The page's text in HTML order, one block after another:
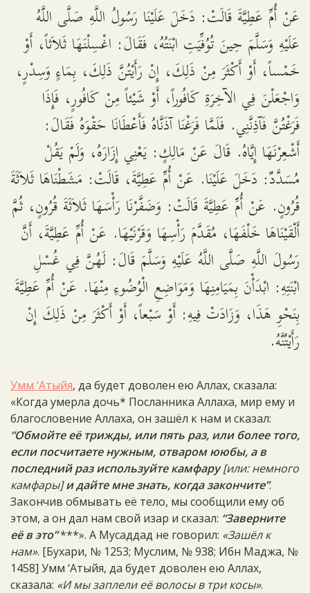
عَنْ أُمِّ عَطِيَّةَ قَالَتْ: دَخَلَ عَلَيْنَا رَسُولُ اللَّهِ صَلَّى اللَّهُ
عَلَيْهِ وَسَلَّمَ حِينَ تُوُفِّيَتِ ابْنَتُهُ، فَقَالَ: اغْسِلْنَهَا ثَلاَثاً، أَوْ
خَمْساً، أَوْ أَكْثَرَ مِنْ ذَلِكَ، إِنْ رَأَيْتُنَّ ذَلِكَ، بِمَاءٍ وَسِدْرٍ،
وَاجْعَلْنَ فِي الآخِرَةِ كَافُوراً، أَوْ شَيْئاً مِنْ كَافُورٍ، فَإِذَا
فَرَغْتُنَّ فَآذِنَّنِي. فَلَمَّا فَرَغْنَا آذَنَّاهُ فَأَعْطَانَا حَقْوَهُ فَقَالَ:
أَشْعِرْنَهَا إِيَّاهُ. قَالَ عَنْ مَالِكٍ: يَعْنِي إِزَارَهُ، وَلَمْ يَقُلْ
مُسَدَّدٌ: دَخَلَ عَلَيْنَا. عَنْ أُمِّ عَطِيَّةَ، قَالَتْ: مَشَطْنَاهَا ثَلاَثَةَ
قُرُونٍ. عَنْ أُمِّ عَطِيَّةَ قَالَتْ: وَضَفَّرْنَا رَأْسَهَا ثَلاَثَةَ قُرُونٍ، ثُمَّ
أَلْقَيْنَاهَا خَلْفَهَا، مُقَدَّمَ رَأْسِهَا وَقَرْنَيْهَا. عَنْ أُمِّ عَطِيَّةَ، أَنَّ
رَسُولَ اللَّهِ صَلَّى اللَّهُ عَلَيْهِ وَسَلَّمَ قَالَ: لَهُنَّ فِي غُسْلِ
ابْنَتِهِ: ابْدَأْنَ بِمَيَامِنِهَا وَمَوَاضِعِ الْوُضُوءِ مِنْهَا. عَنْ أُمِّ عَطِيَّةَ
بِنَحْوِ هَذَا، وَزَادَتْ فِيهِ: أَوْ سَبْعاً، أَوْ أَكْثَرَ مِنْ ذَلِكَ إِنْ
رَأَيْتُنَّهُ.
Умм ‘Атыйя, да будет доволен ею Аллах, сказала:
«Когда умерла дочь* Посланника Аллаха, мир ему и
благословение Аллаха, он зашёл к нам и сказал:
“Обмойте её трижды, или пять раз, или более того,
если посчитаете нужным, отваром ююбы, а в
последний раз используйте камфару[или: немного
камфары]и дайте мне знать, когда закончите”.
Закончив обмывать её тело, мы сообщили ему об
этом, а он дал нам свой изар и сказал: “Заверните
её в это”***». А Мусаддад не говорил: «Зашёл к
нам». [Бухари, № 1253; Муслим, № 938; Ибн Маджа, №
1458] Умм ‘Атыйя, да будет доволен ею Аллах,
сказала: «И мы заплели её волосы в три косы».